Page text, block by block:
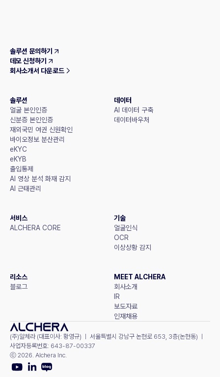
솔루션 문의하기
데모 신청하기
회사소개서 다운로드
솔루션
얼굴 본인인증
신분증 본인인증
재외국민 여권 신원확인
바이오정보 분산관리
eKYC
eKYB
출입통제
AI 영상 분석 화재 감지
AI 근태관리
데이터
AI 데이터 구축
데이터바우처
서비스
ALCHERA CORE
기술
얼굴인식
OCR
이상상황 감지
리소스
블로그
MEET ALCHERA
회사소개
IR
보도자료
인재채용
(주)알체라 (대표이사: 황영규) ㅣ 서울특별시 강남구 논현로 653, 3층(논현동) ㅣ
사업자등록번호: 643-87-00337
ⓒ 2026. Alchera Inc.